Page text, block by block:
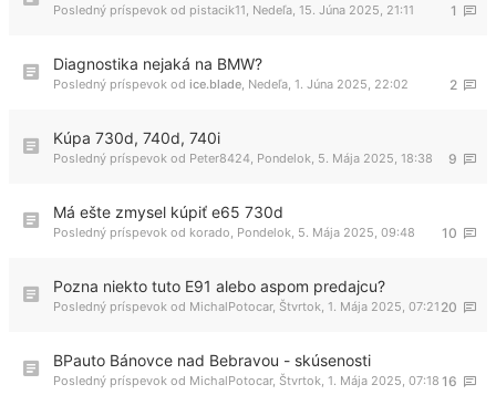
1
Posledný príspevok od pistacik11 Nedeľa, 15. Júna 2025, 21:11
Diagnostika nejaká na BMW?
2
Posledný príspevok od ice.blade Nedeľa, 1. Júna 2025, 22:02
Kúpa 730d, 740d, 740i
9
Posledný príspevok od Peter8424 Pondelok, 5. Mája 2025, 18:38
Má ešte zmysel kúpiť e65 730d
10
Posledný príspevok od korado Pondelok, 5. Mája 2025, 09:48
Pozna niekto tuto E91 alebo aspom predajcu?
20
Posledný príspevok od MichalPotocar, Štvrtok, 1. Mája 2025, 07:21
BPauto Bánovce nad Bebravou - skúsenosti
16
Posledný príspevok od MichalPotocar, Štvrtok, 1. Mája 2025, 07:18